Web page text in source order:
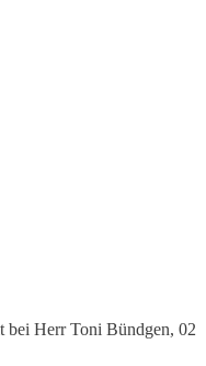
bei Herr Toni Bündgen, 02